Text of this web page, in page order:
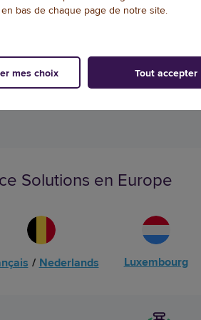
EN STOCK,
Solutions en Europe
/ Nederlands Luxembourg
bas de chaque page de notre site.
mes choix Tout accepter